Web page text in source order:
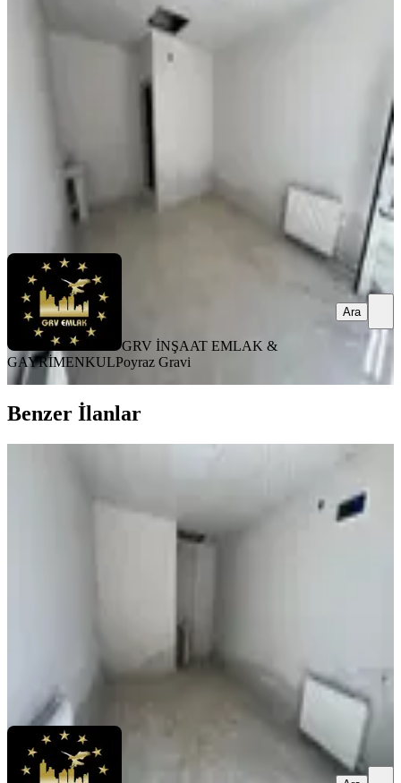
Mahallesinde Kiralık 18 M2 Dükkan
Bitlis, Merkez
1 Oda·
GRV İNŞAAT EMLAK & GAYRİMENKUL Poyraz Gravi
GRV İNŞAAT EMLAK &
GAYRİMENKULPoyraz Gravi
Ara
Benzer İlanlar
Mahallesinde Kiralık 16 M2 Dükkan
Bitlis, Merkez
GRV İNŞAAT EMLAK & GAYRİMENKUL Poyraz Gravi